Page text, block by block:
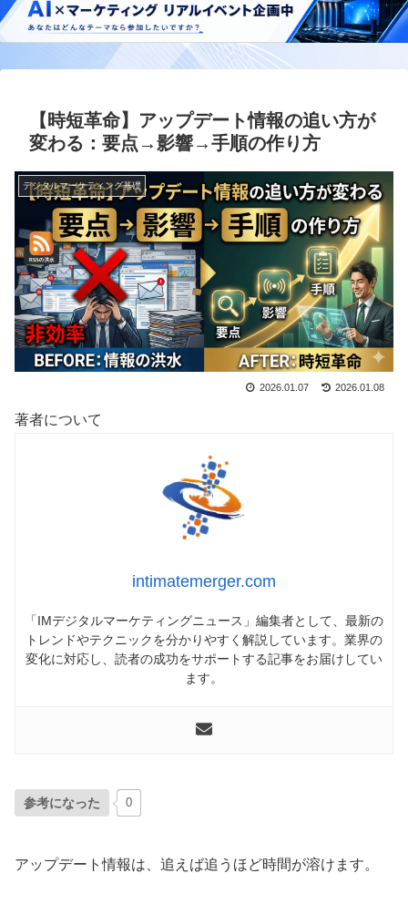
【時短革命】アップデート情報の追い方が
変わる：要点→影響→手順の作り方
デジタルマーケティング基礎
2026.01.07 2026.01.08
著者について
intimatemerger.com
「IMデジタルマーケティングニュース」編集者として、最新の
トレンドやテクニックを分かりやすく解説しています。業界の
変化に対応し、読者の成功をサポートする記事をお届けしてい
ます。
参考になった 0
アップデート情報は、追えば追うほど時間が溶けます。